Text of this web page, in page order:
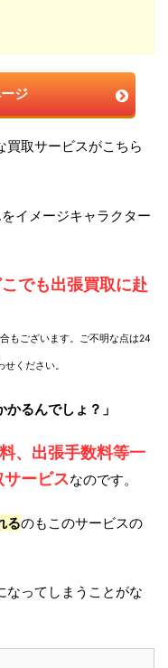
ジ
買取サービスがこちら
イメージキャラクター
でも出張買取に赴
もございます。ご不明な点は24
ください。
るんでしょ？」
、出張手数料等一
ービスなのです。
るのもこのサービスの
なってしまうことがな